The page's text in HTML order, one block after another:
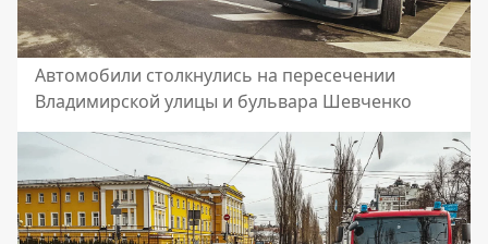
Автомобили столкнулись на пересечении
Владимирской улицы и бульвара Шевченко